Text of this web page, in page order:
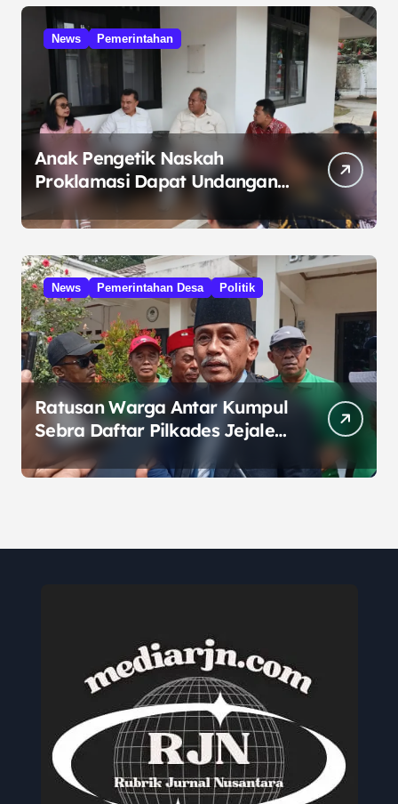
News Pemerintahan
Anak Pengetik Naskah
Proklamasi Dapat Undangan
HUT RI dari Presiden
Prabowo
News Pemerintahan Desa Politik
Ratusan Warga Antar Kumpul
Sebra Daftar Pilkades Jejalen
Jaya, Serukan Pemilu Damai